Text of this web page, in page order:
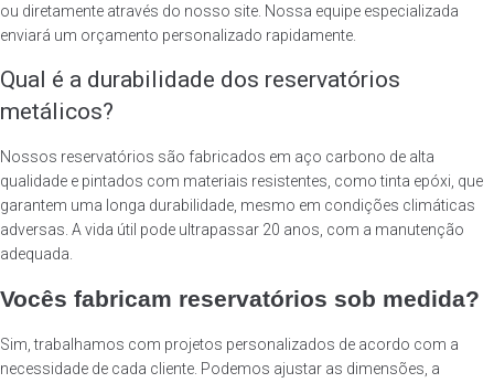
ou diretamente através do nosso site. Nossa equipe especializada
enviará um orçamento personalizado rapidamente.
Qual é a durabilidade dos reservatórios
metálicos?
Nossos reservatórios são fabricados em aço carbono de alta
qualidade e pintados com materiais resistentes, como tinta epóxi, que
garantem uma longa durabilidade, mesmo em condições climáticas
adversas. A vida útil pode ultrapassar 20 anos, com a manutenção
adequada.
Vocês fabricam reservatórios sob medida?
Sim, trabalhamos com projetos personalizados de acordo com a
necessidade de cada cliente. Podemos ajustar as dimensões, a